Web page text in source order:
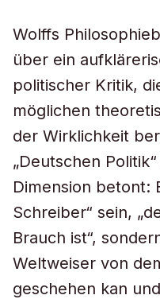
Wolffs
über ein
politischer Kritik,
möglichen
der Wirklichkeit
„Deutschen
Dimension betont:
Schreiber“ sein,
Brauch ist“,
Weltweiser von
geschehen kan